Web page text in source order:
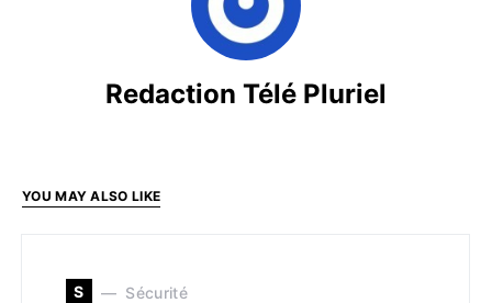
Redaction Télé Pluriel
YOU MAY ALSO LIKE
S Sécurité